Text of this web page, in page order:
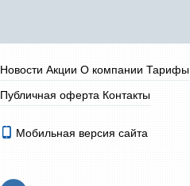
Новости Акции О компании Тарифы
Публичная оферта Контакты
Мобильная версия сайта